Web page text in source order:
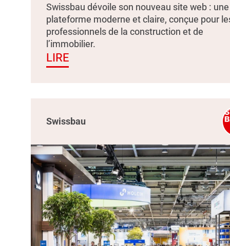
Swissbau dévoile son nouveau site web : une
plateforme moderne et claire, conçue pour
professionnels de la construction et de
l’immobilier.
LIRE
Swissbau